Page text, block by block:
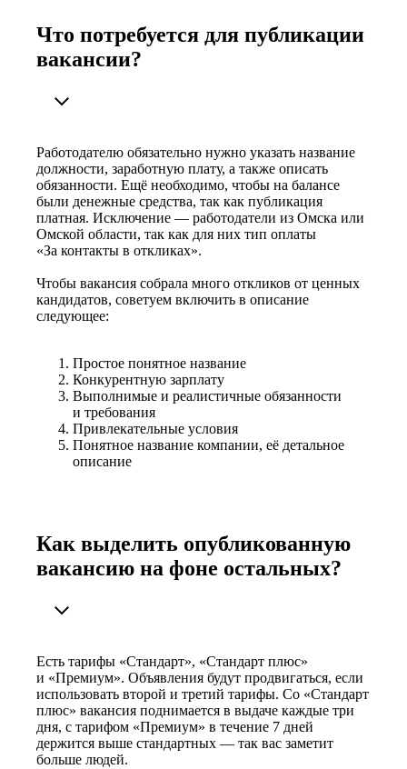
Что потребуется для публикации
вакансии?
Работодателю обязательно нужно указать название
должности, заработную плату, а также описать
обязанности. Ещё необходимо, чтобы на балансе
были денежные средства, так как публикация
платная. Исключение — работодатели из Омска или
Омской области, так как для них тип оплаты
«За контакты в откликах».
Чтобы вакансия собрала много откликов от ценных
кандидатов, советуем включить в описание
следующее:
Простое понятное название
Конкурентную зарплату
Выполнимые и реалистичные обязанности
и требования
Привлекательные условия
Понятное название компании, её детальное
описание
Как выделить опубликованную
вакансию на фоне остальных?
Есть тарифы «Стандарт», «Стандарт плюс»
и «Премиум». Объявления будут продвигаться, если
использовать второй и третий тарифы. Со «Стандарт
плюс» вакансия поднимается в выдаче каждые три
дня, с тарифом «Премиум» в течение 7 дней
держится выше стандартных — так вас заметит
больше людей.